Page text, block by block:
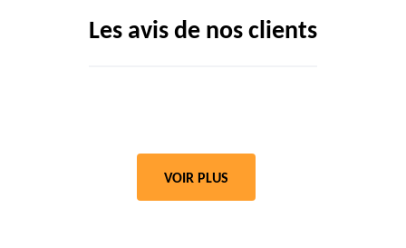
Les avis de nos clients
VOIR PLUS